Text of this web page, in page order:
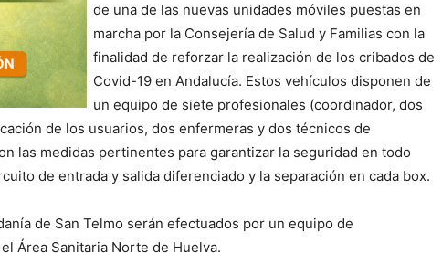
de una de las nuevas unidades móviles puestas en
marcha por la Consejería de Salud y Familias con la
finalidad de reforzar la realización de los cribados de
Covid-19 en Andalucía. Estos vehículos disponen de
un equipo de siete profesionales (coordinador, dos
de los usuarios, dos enfermeras y dos técnicos de
las medidas pertinentes para garantizar la seguridad en todo
de entrada y salida diferenciado y la separación en cada box.
de San Telmo serán efectuados por un equipo de
Área Sanitaria Norte de Huelva.